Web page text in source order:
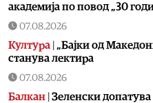
академија по повод „30
07.08.2026
Култура „Бајки од
станува лектира
07.08.2026
Балкан Зеленски допатува